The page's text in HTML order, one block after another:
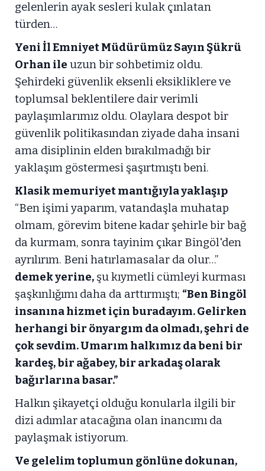
gelenlerin ayak sesleri kulak çınlatan
türden…
Yeni İl Emniyet Müdürümüz Sayın Şükrü
Orhan ile uzun bir sohbetimiz oldu.
Şehirdeki güvenlik eksenli eksikliklere ve
toplumsal beklentilere dair verimli
paylaşımlarımız oldu. Olaylara despot bir
güvenlik politikasından ziyade daha insani
ama disiplinin elden bırakılmadığı bir
yaklaşım göstermesi şaşırtmıştı beni.
Klasik memuriyet mantığıyla yaklaşıp
“Ben işimi yaparım, vatandaşla muhatap
olmam, görevim bitene kadar şehirle bir bağ
da kurmam, sonra tayinim çıkar Bingöl'den
ayrılırım. Beni hatırlamasalar da olur…”
demek yerine, şu kıymetli cümleyi kurması
şaşkınlığımı daha da arttırmıştı; “Ben Bingöl
insanına hizmet için buradayım. Gelirken
herhangi bir önyargım da olmadı, şehri de
çok sevdim. Umarım halkımız da beni bir
kardeş, bir ağabey, bir arkadaş olarak
bağırlarına basar.”
Halkın şikayetçi olduğu konularla ilgili bir
dizi adımlar atacağına olan inancımı da
paylaşmak istiyorum.
Ve gelelim toplumun gönlüne dokunan,